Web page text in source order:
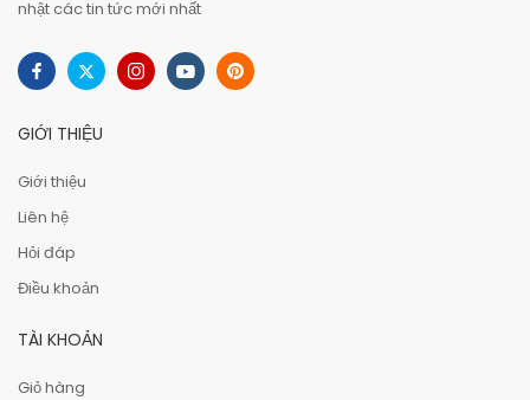
nhật các tin tức mới nhất
GIỚI THIỆU
Giới thiệu
Liên hệ
Hỏi đáp
Điều khoản
TÀI KHOẢN
Giỏ hàng